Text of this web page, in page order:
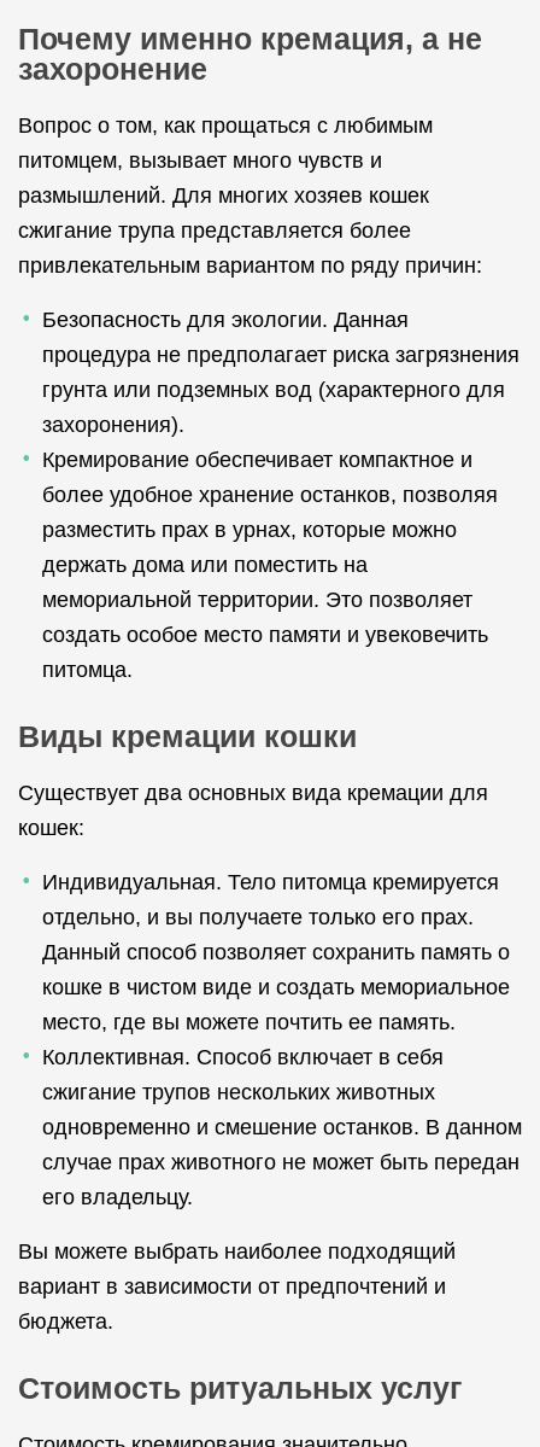
Почему именно кремация, а не
захоронение
Вопрос о том, как прощаться с любимым
питомцем, вызывает много чувств и
размышлений. Для многих хозяев кошек
сжигание трупа представляется более
привлекательным вариантом по ряду причин:
Безопасность для экологии. Данная
процедура не предполагает риска загрязнения
грунта или подземных вод (характерного для
захоронения).
Кремирование обеспечивает компактное и
более удобное хранение останков, позволяя
разместить прах в урнах, которые можно
держать дома или поместить на
мемориальной территории. Это позволяет
создать особое место памяти и увековечить
питомца.
Виды кремации кошки
Существует два основных вида кремации для
кошек:
Индивидуальная. Тело питомца кремируется
отдельно, и вы получаете только его прах.
Данный способ позволяет сохранить память о
кошке в чистом виде и создать мемориальное
место, где вы можете почтить ее память.
Коллективная. Способ включает в себя
сжигание трупов нескольких животных
одновременно и смешение останков. В данном
случае прах животного не может быть передан
его владельцу.
Вы можете выбрать наиболее подходящий
вариант в зависимости от предпочтений и
бюджета.
Стоимость ритуальных услуг